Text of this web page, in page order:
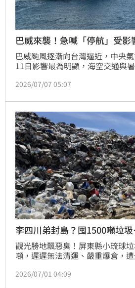
巴威來襲！急喊「停航」受影
巴威颱風逐漸向台灣逼近，中央
11日影響最為明顯，海空交通與
提早返台，並暫緩前往離島。新竹
年的台灣國際熱氣球嘉年華是否
2026/07/07 05:07
李四川弟封島？囤1500噸垃
觀光勝地飄惡臭！屏東縣小琉球
噸，遲遲無法清運、嚴重爆倉，
福有關，因為沒有業者敢冒著風險
2026/07/01 04:09